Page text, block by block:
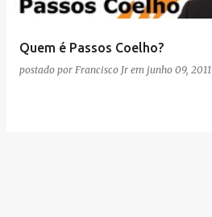
Quem é Passos Coelho?
postado por Francisco Jr em junho 09, 2011